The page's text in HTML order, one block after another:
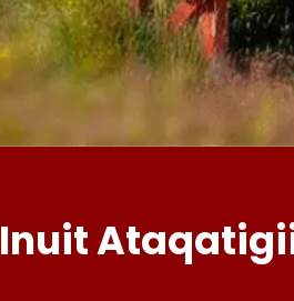
Inuit